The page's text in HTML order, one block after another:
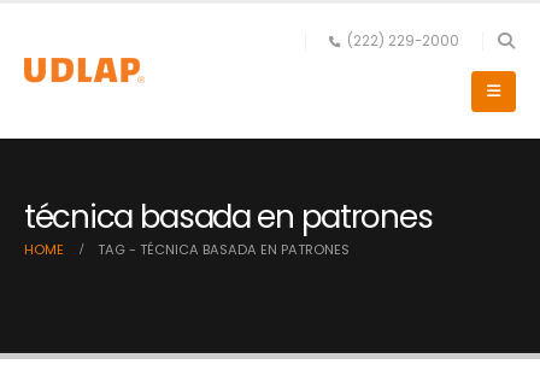
(222) 229-2000
técnica basada en patrones
HOME TAG - TÉCNICA BASADA EN PATRONES